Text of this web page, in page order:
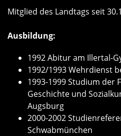
Mitglied des Landtags seit
Ausbildung:
1992 Abitur am Illertal-
1992/1993 Wehrdienst
1993-1999 Studium der
Geschichte und
Augsburg
2000-2002
Schwabmünchen